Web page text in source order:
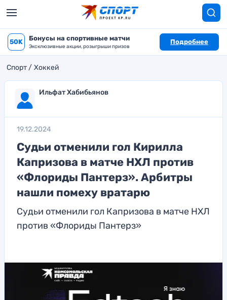
50K Бонусы на спортивные матчи
Эксклюзивные акции, розыгрыши призов
Подробнее
Спорт Хоккей
Ильфат Хабибьянов
19.12.2024
Судьи отменили гол Кирилла
Капризова в матче НХЛ против
«Флориды Пантерз». Арбитры
нашли помеху вратарю
Судьи отменили гол Капризова в матче НХЛ
против «Флориды Пантерз»